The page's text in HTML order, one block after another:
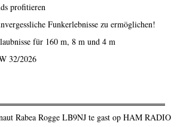
profitieren
Funkerlebnisse zu ermöglichen!
für 160 m, 8 m und 4 m
32/2026
Rabea Rogge LB9NJ te gast op HAM RADIO